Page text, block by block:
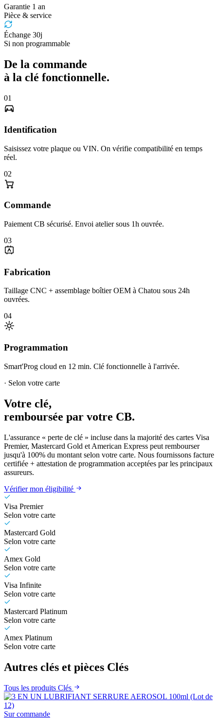
Garantie 1 an
Pièce & service
Échange 30j
Si non programmable
De la commande
à la clé fonctionnelle.
01
Identification
Saisissez votre plaque ou VIN. On vérifie compatibilité en temps
réel.
02
Commande
Paiement CB sécurisé. Envoi atelier sous 1h ouvrée.
03
Fabrication
Taillage CNC + assemblage boîtier OEM à Chatou sous 24h
ouvrées.
04
Programmation
Smart'Prog cloud en 12 min. Clé fonctionnelle à l'arrivée.
· Selon votre carte
Votre clé,
remboursée par votre CB.
L'assurance « perte de clé » incluse dans la majorité des cartes Visa
Premier, Mastercard Gold et American Express peut rembourser
jusqu'à 100% du montant selon votre carte. Nous fournissons facture
certifiée + attestation de programmation acceptées par les principaux
assureurs.
Vérifier mon éligibilité
Visa Premier
Selon votre carte
Mastercard Gold
Selon votre carte
Amex Gold
Selon votre carte
Visa Infinite
Selon votre carte
Mastercard Platinum
Selon votre carte
Amex Platinum
Selon votre carte
Autres clés et pièces Clés
Tous les produits Clés
Sur commande